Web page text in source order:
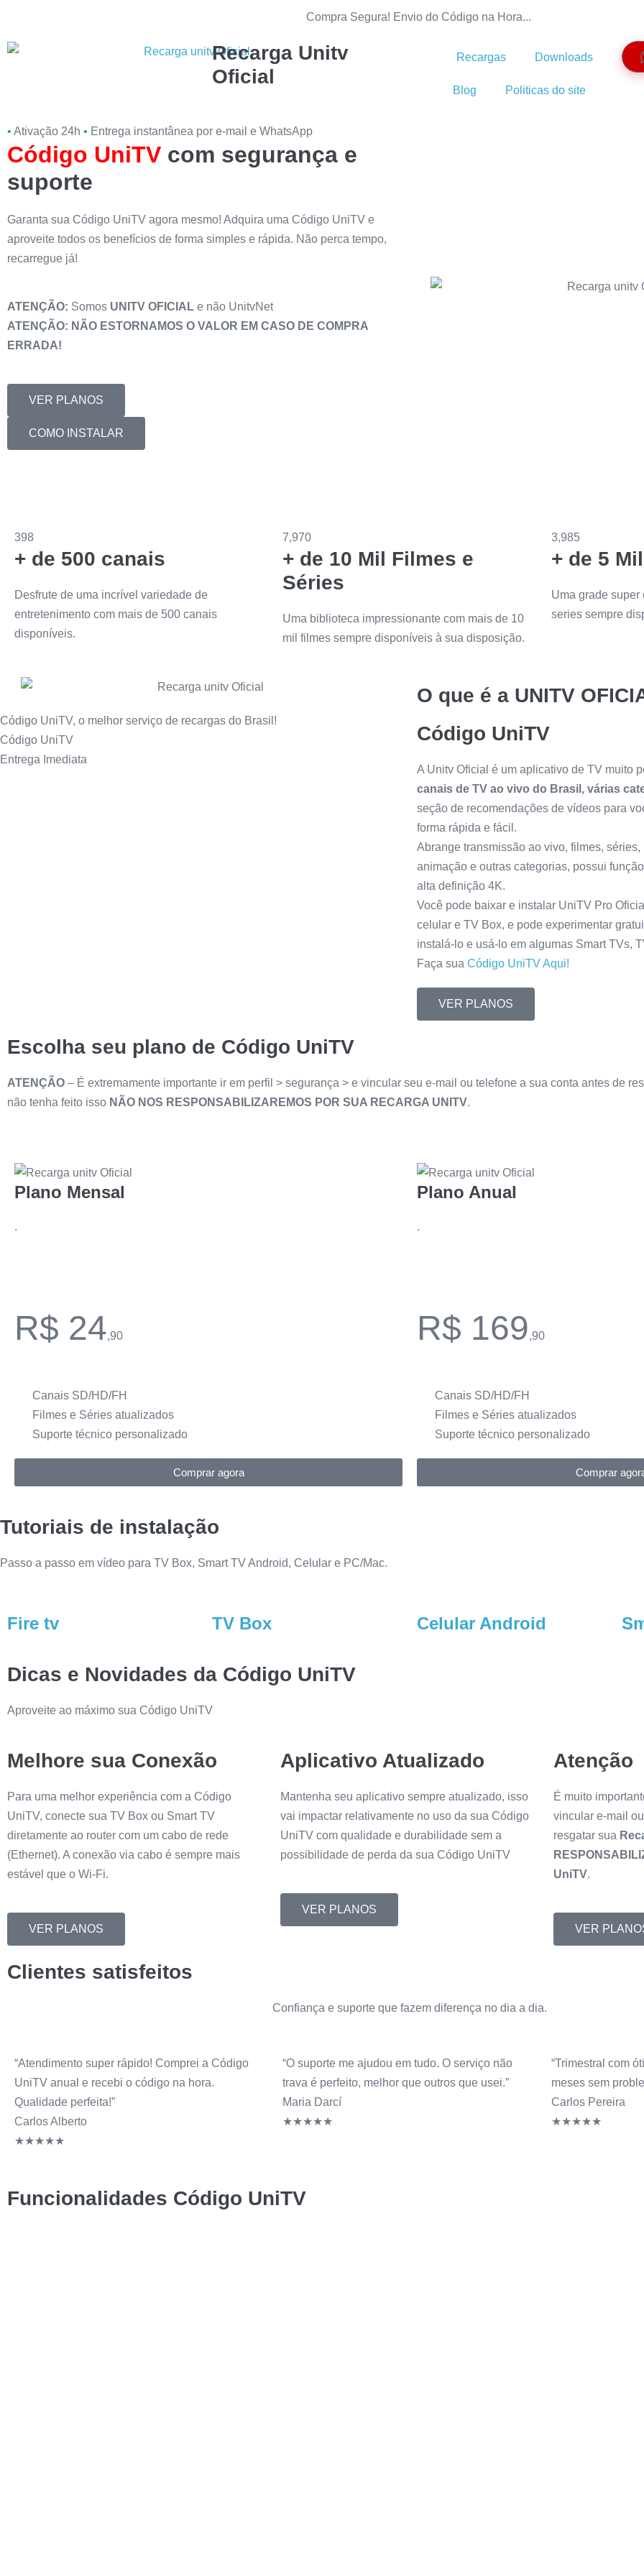
Compra Segura! Envio do Código na Hora...
Recarga Unitv
Oficial
Recargas Downloads
Blog Politicas do site
• Ativação 24h • Entrega instantânea por e-mail e WhatsApp
Código UniTV com segurança e
suporte
Garanta sua Código UniTV agora mesmo! Adquira uma Código UniTV e
aproveite todos os benefícios de forma simples e rápida. Não perca tempo,
recarregue já!
ATENÇÃO: Somos UNITV OFICIAL e não UnitvNet
ATENÇÃO: NÃO ESTORNAMOS O VALOR EM CASO DE COMPRA
ERRADA!
VER PLANOS
COMO INSTALAR
398
+ de 500 canais
Desfrute de uma incrível variedade de
entretenimento com mais de 500 canais
disponíveis.
7,970
+ de 10 Mil Filmes e
Séries
Uma biblioteca impressionante com mais de 10
mil filmes sempre disponíveis à sua disposição.
3,985
+ de 5
Uma grade super
series sempre
Código UniTV, o melhor serviço de recargas do Brasil!
Código UniTV
Entrega Imediata
O que é a UNITV
Código UniTV
A Unitv Oficial é um aplicativo de TV muito
canais de TV ao vivo do Brasil, várias
seção de recomendações de vídeos para
forma rápida e fácil.
Abrange transmissão ao vivo, filmes,
animação e outras categorias, possui
alta definição 4K.
Você pode baixar e instalar UniTV Pro
celular e TV Box, e pode experimentar
instalá-lo e usá-lo em algumas Smart TVs,
Faça sua Código UniTV Aqui!
VER PLANOS
Escolha seu plano de Código UniTV
ATENÇÃO – É extremamente importante ir em perfil > segurança > e vincular seu e-mail ou telefone a sua conta antes de
não tenha feito isso NÃO NOS RESPONSABILIZAREMOS POR SUA RECARGA UNITV.
Plano Mensal
.
R$ 24,90
Canais SD/HD/FH
Filmes e Séries atualizados
Suporte técnico personalizado
Comprar agora
Plano Anual
.
R$ 169,90
Canais SD/HD/FH
Filmes e Séries atualizados
Suporte técnico personalizado
Comprar
Tutoriais de instalação
Passo a passo em vídeo para TV Box, Smart TV Android, Celular e PC/Mac.
Fire tv TV Box Celular Android
Dicas e Novidades da Código UniTV
Aproveite ao máximo sua Código UniTV
Melhore sua Conexão
Para uma melhor experiência com a Código
UniTV, conecte sua TV Box ou Smart TV
diretamente ao router com um cabo de rede
(Ethernet). A conexão via cabo é sempre mais
estável que o Wi-Fi.
VER PLANOS
Aplicativo Atualizado
Mantenha seu aplicativo sempre atualizado, isso
vai impactar relativamente no uso da sua Código
UniTV com qualidade e durabilidade sem a
possibilidade de perda da sua Código UniTV
VER PLANOS
Atenção
É muito
vincular e-mail
resgatar sua
UniTV.
VER
Clientes satisfeitos
Confiança e suporte que fazem diferença no dia a dia.
“Atendimento super rápido! Comprei a Código
UniTV anual e recebi o código na hora.
Qualidade perfeita!”
Carlos Alberto
★★★★★
“O suporte me ajudou em tudo. O serviço não
trava é perfeito, melhor que outros que usei.”
Maria Darcí
★★★★★
“Trimestral com
meses sem
Carlos Pereira
★★★★★
Funcionalidades Código UniTV